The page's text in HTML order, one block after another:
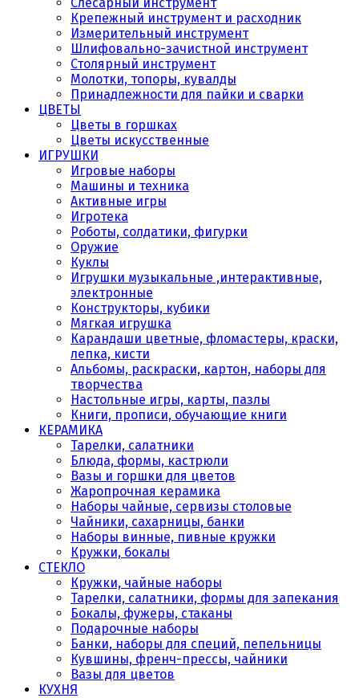
Крепежный инструмент и расходник
Измерительный инструмент
Шлифовально-зачистной инструмент
Столярный инструмент
Молотки, топоры, кувалды
Принадлежности для пайки и сварки
ЦВЕТЫ
Цветы в горшках
Цветы искусственные
ИГРУШКИ
Игровые наборы
Машины и техника
Активные игры
Игротека
Роботы, солдатики, фигурки
Оружие
Куклы
Игрушки музыкальные ,интерактивные,
электронные
Конструкторы, кубики
Мягкая игрушка
Карандаши цветные, фломастеры, краски,
лепка, кисти
Альбомы, раскраски, картон, наборы для
творчества
Настольные игры, карты, пазлы
Книги, прописи, обучающие книги
КЕРАМИКА
Тарелки, салатники
Блюда, формы, кастрюли
Вазы и горшки для цветов
Жаропрочная керамика
Наборы чайные, сервизы столовые
Чайники, сахарницы, банки
Наборы винные, пивные кружки
Кружки, бокалы
СТЕКЛО
Кружки, чайные наборы
Тарелки, салатники, формы для запекания
Бокалы, фужеры, стаканы
Подарочные наборы
Банки, наборы для специй, пепельницы
Кувшины, френч-прессы, чайники
Вазы для цветов
КУХНЯ